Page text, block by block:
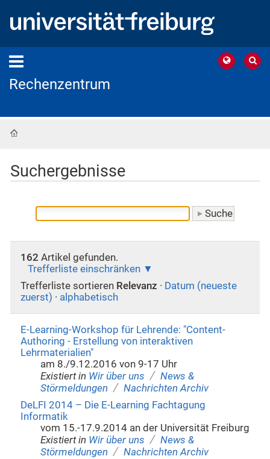
Rechenzentrum
Suchergebnisse
162 Artikel gefunden.
Trefferliste einschränken
Trefferliste sortieren Relevanz · Datum (neueste
zuerst) · alphabetisch
E-Learning-Workshop für Lehrende: "Content-
Authoring - Erstellung von interaktiven
Lehrmaterialien"
am 8./9.12.2016 von 9-17 Uhr
Existiert in Wir über uns / News &
Störmeldungen / Nachrichten Archiv
DeLFI 2014 – Die E-Learning Fachtagung
Informatik
vom 15.-17.9.2014 an der Universität Freiburg
Existiert in Wir über uns / News &
Störmeldungen / Nachrichten Archiv